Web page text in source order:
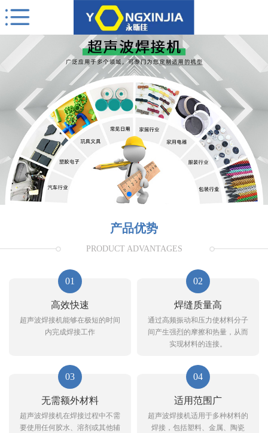
产品优势
PRODUCT ADVANTAGES
01
高效快速
超声波焊接机能够在极短的时间
内完成焊接工作
02
焊缝质量高
通过高频振动和压力使材料分子
间产生强烈的摩擦和热量，从而
实现材料的连接。
03
无需额外材料
超声波焊接机在焊接过程中不需
要使用任何胶水、溶剂或其他辅
04
适用范围广
超声波焊接机适用于多种材料的
焊接，包括塑料、金属、陶瓷